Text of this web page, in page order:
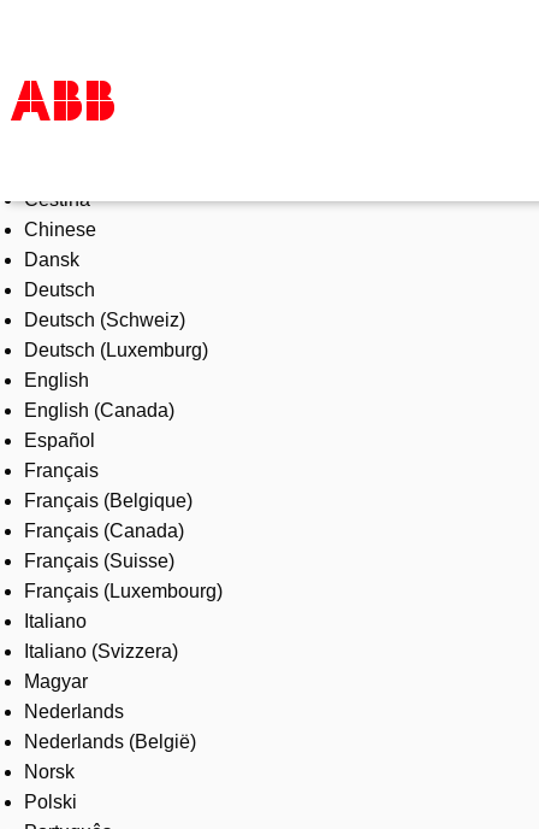
Products & Solutions
Industries
Services
About us
Where to buy
Contact us
Careers
Čeština
Chinese
Dansk
Deutsch
Deutsch (Schweiz)
Deutsch (Luxemburg)
English
English (Canada)
Español
Français
Français (Belgique)
Français (Canada)
Français (Suisse)
Français (Luxembourg)
Italiano
Italiano (Svizzera)
Magyar
Nederlands
Nederlands (België)
Norsk
Polski